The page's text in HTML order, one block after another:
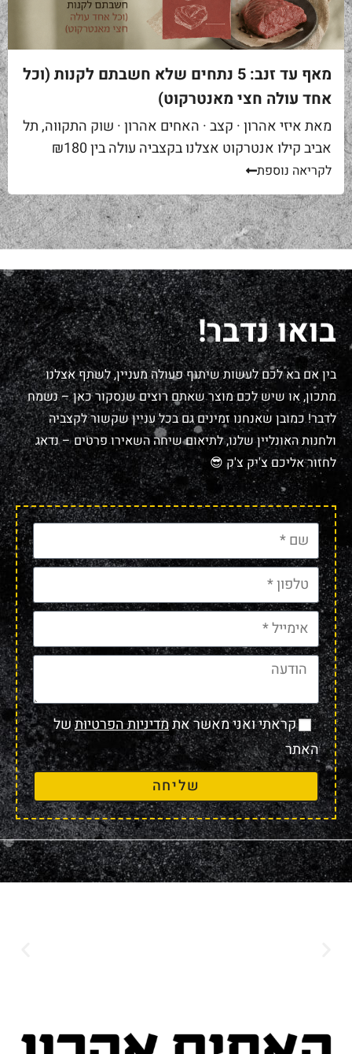
מאף עד זנב: 5 נתחים שלא חשבתם לקנות (וכל
אחד עולה חצי מאנטרקוט)
מאת איזי אהרון · קצב · האחים אהרון · שוק התקווה, תל
אביב קילו אנטרקוט אצלנו בקצביה עולה בין ₪180
ל-₪220. מחיר יפה – וגם מוצדק, כי זה...
לקריאה נוספת
בואו נדבר!
בין אם בא לכם לעשות שיתוף פעולה מעניין, לשתף אצלנו
מתכון, או שיש לכם מוצר שאתם רוצים שנסקור כאן – נשמח
לדבר! כמובן שאנחנו זמינים גם בכל עניין שקשור לקצביה
ולחנות האונליין שלנו, לתיאום שיחה השאירו פרטים – נדאג
לחזור אליכם צ'יק צ'ק 😎
קראתי ואני מאשר אתמדיניות הפרטיותשל
האתר
שליחה